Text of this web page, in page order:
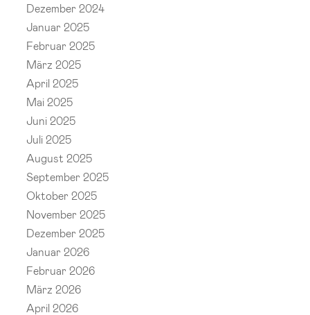
Dezember 2024
Januar 2025
Februar 2025
März 2025
April 2025
Mai 2025
Juni 2025
Juli 2025
August 2025
September 2025
Oktober 2025
November 2025
Dezember 2025
Januar 2026
Februar 2026
März 2026
April 2026